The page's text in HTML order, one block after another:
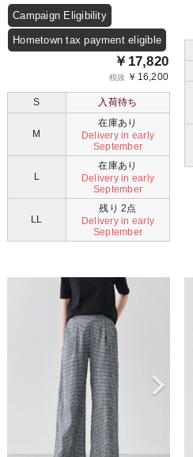
Campaign Eligibility
Hometown tax payment eligible
￥17,820
税抜 ￥16,200
S 入荷待ち
M
在庫あり
Delivery in early
September
L
在庫あり
Delivery in early
September
LL
残り 2点
Delivery in early
September